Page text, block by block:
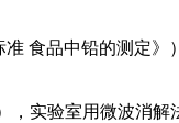
准 食品中铅的测
实验室用微波消